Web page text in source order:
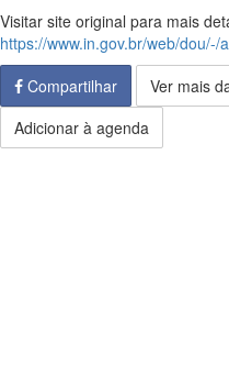
Visitar site original para mais
https://www.in.gov.br/web/
Compartilhar
Ver mais
Adicionar à agenda